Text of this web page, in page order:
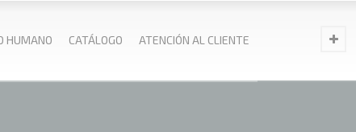
HUMANO CATÁLOGO ATENCIÓN AL CLIENTE